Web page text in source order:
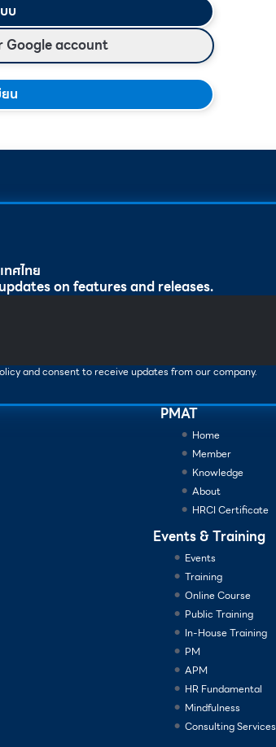
บ
Google account
น
ศไทย
on features and releases.
and consent to receive updates from our company.
PMAT
Home
Member
Knowledge
About
HRCI Certificate
Events & Training
Events
Training
Online Course
Public Training
In-House Training
PM
APM
HR Fundamental
Mindfulness
Consulting Services